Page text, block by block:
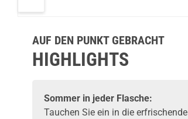
AUF DEN PUNKT GEBRACHT
HIGHLIGHTS
Sommer in jeder Flasche:
Tauchen Sie ein in die erfrischende